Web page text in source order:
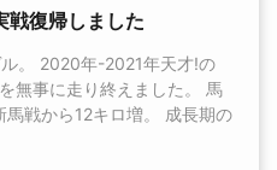
戦復帰しました
。 2020年-2021年天才!の
無事に走り終えました。 馬
戦から12キロ増。 成長期の